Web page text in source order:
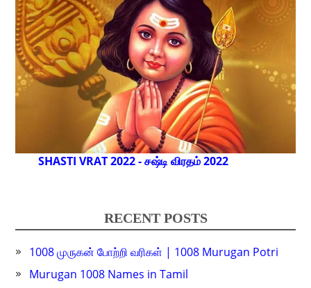
SHASTI VRAT 2022 - சஷ்டி விரதம் 2022
RECENT POSTS
1008 முருகன் போற்றி வரிகள் | 1008 Murugan Potri
Murugan 1008 Names in Tamil